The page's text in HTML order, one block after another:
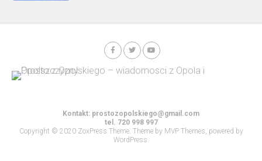
Kontakt: prostozopolskiego@gmail.com
tel. 720 998 997
Copyright © 2020 ZoxPress Theme. Theme by MVP Themes, powered by
WordPress.